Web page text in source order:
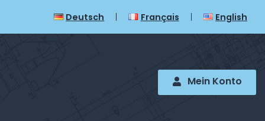
Deutsch Français English
Mein Konto